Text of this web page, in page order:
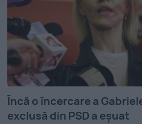
Încă o încercare a
exclusă din PSD a eșuat